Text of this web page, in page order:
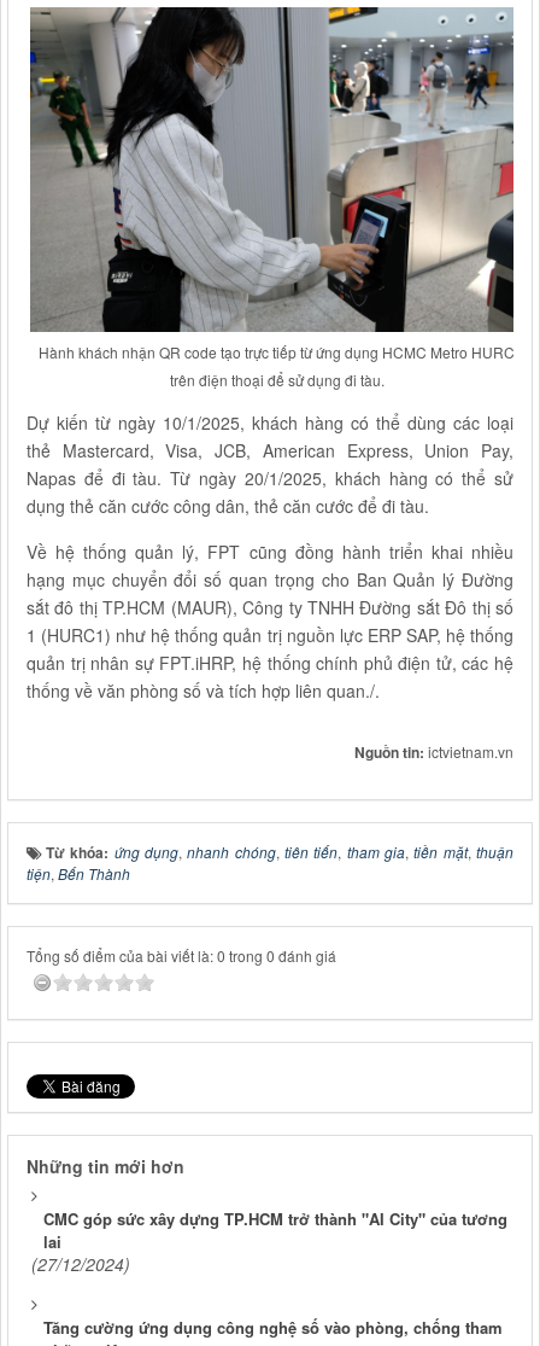
trên điện thoại để sử dụng đi tàu‏.
thẻ Mastercard, Visa, JCB, American Express, Union Pay,
Napas để đi tàu. Từ ngày 20/1/2025, khách hàng có thể sử
hạng mục chuyển đổi số quan trọng cho Ban Quản lý Đường
sắt đô thị TP.HCM (MAUR), Công ty TNHH Đường sắt Đô thị số
1 (HURC1) như hệ thống quản trị nguồn lực ERP SAP, hệ thống
quản trị nhân sự FPT.iHRP, hệ thống chính phủ điện tử, các hệ
Nguồn tin: ictvietnam.vn
Từ khóa: ứng dụng,nhanh chóng,tiên tiến, tham gia,tiền mặt,thuận
tiện, Bến Thành
Tổng số điểm của bài viết là: 0 trong 0 đánh giá
Những tin mới hơn
CMC góp sức xây dựng TP.HCM trở thành "AI City" của tương
lai
(27/12/2024)
Tăng cường ứng dụng công nghệ số vào phòng, chống tham